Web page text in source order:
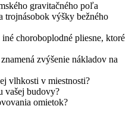
gravitačného poľa
výšky bežného
choroboplodné pliesne, ktoré
zvýšenie nákladov na
vlhkosti v miestnosti?
vašej budovy?
omietok?